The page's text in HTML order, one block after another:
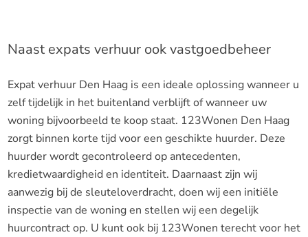
Naast expats verhuur ook vastgoedbeheer
Expat verhuur Den Haag is een ideale oplossing wanneer u
zelf tijdelijk in het buitenland verblijft of wanneer uw
woning bijvoorbeeld te koop staat. 123Wonen Den Haag
zorgt binnen korte tijd voor een geschikte huurder. Deze
huurder wordt gecontroleerd op antecedenten,
kredietwaardigheid en identiteit. Daarnaast zijn wij
aanwezig bij de sleuteloverdracht, doen wij een initiële
inspectie van de woning en stellen wij een degelijk
huurcontract op. U kunt ook bij 123Wonen terecht voor het